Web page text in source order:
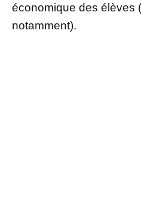
économique des élèves
notamment).